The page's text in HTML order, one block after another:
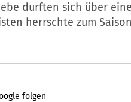
durften sich über
herrschte zum
folgen